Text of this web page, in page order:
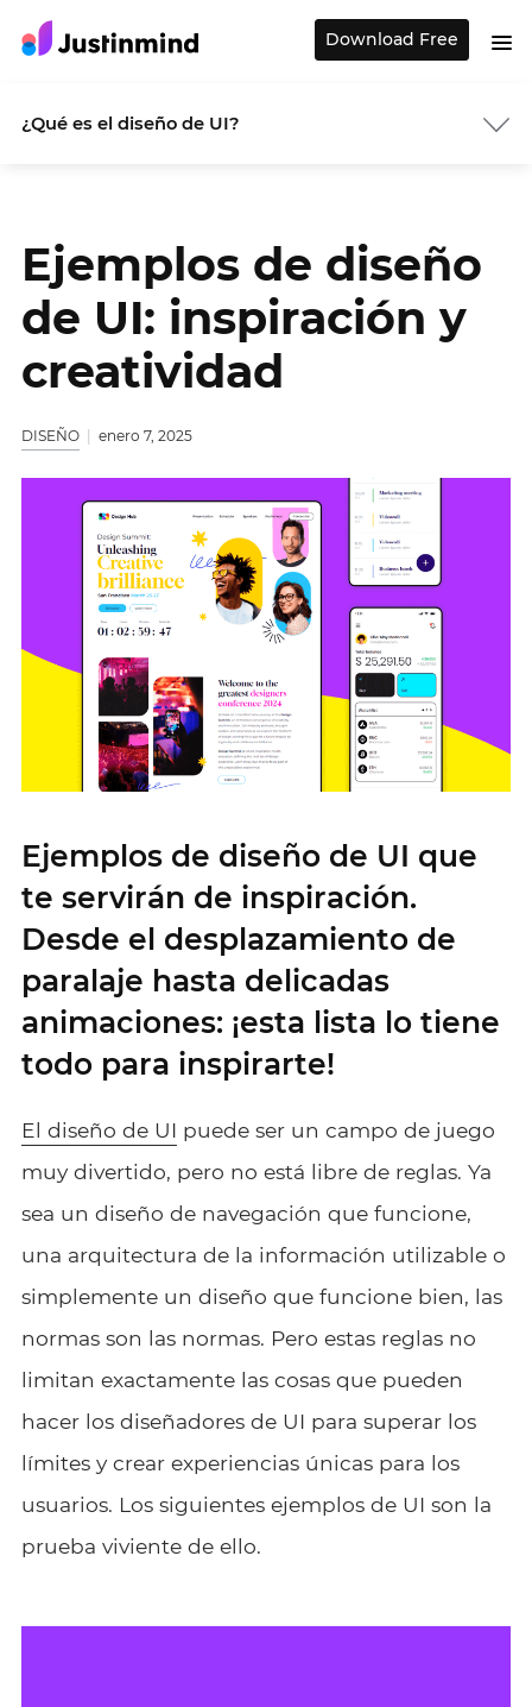
Download Free
¿Qué es el diseño de UI?
Ejemplos de diseño
de UI: inspiración y
creatividad
DISEÑO enero 7, 2025
Ejemplos de diseño de UI que
te servirán de inspiración.
Desde el desplazamiento de
paralaje hasta delicadas
animaciones: ¡esta lista lo tiene
todo para inspirarte!
El diseño de UI puede ser un campo de juego
muy divertido, pero no está libre de reglas. Ya
sea un diseño de navegación que funcione,
una arquitectura de la información utilizable o
simplemente un diseño que funcione bien, las
normas son las normas. Pero estas reglas no
limitan exactamente las cosas que pueden
hacer los diseñadores de UI para superar los
límites y crear experiencias únicas para los
usuarios. Los siguientes ejemplos de UI son la
prueba viviente de ello.